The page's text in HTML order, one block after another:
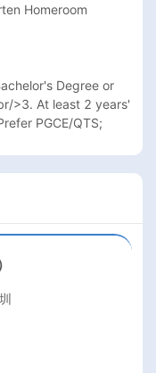
Homeroom
Degree or
>3. At least 2 years'
PGCE/QTS;